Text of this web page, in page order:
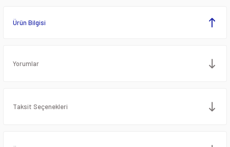
Ürün Bilgisi
Yorumlar
Taksit Seçenekleri